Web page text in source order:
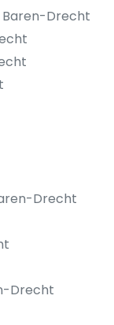
Baren-Drecht
Drecht
Drecht